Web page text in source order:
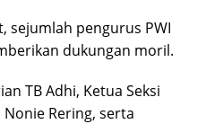
sejumlah pengurus PWI
dukungan moril.
TB Adhi, Ketua Seksi
Nonie Rering, serta